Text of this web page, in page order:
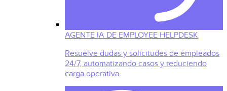
AGENTE IA DE EMPLOYEE HELPDESK
Resuelve dudas y solicitudes de empleados
24/7, automatizando casos y reduciendo
carga operativa.